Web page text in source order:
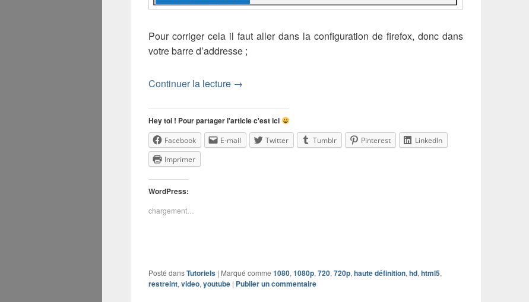
Pour corriger cela il faut aller dans la configuration de firefox, donc dans
votre barre d’addresse ;
Continuer la lecture Comment lire une vidéo youtube en 1080p lorsqu’il est restreint en 720p
→
Hey toi ! Pour partager l'article c'est ici
Facebook E-mail Twitter Tumblr Pinterest
LinkedIn
Imprimer
WordPress:
chargement…
Posté dansTutoriels | Marqué comme 1080, 1080p, 720, 720p, haute définition, hd, html5,
restreint, video, youtube | Publier un commentaire